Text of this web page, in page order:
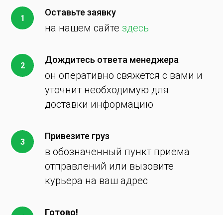
Оставьте заявку
на нашем сайте здесь
Дождитесь ответа менеджера
он оперативно свяжется с вами и
уточнит необходимую для
доставки информацию
Привезите груз
в обозначенный пункт приема
отправлений или вызовите
курьера на ваш адрес
Готово!